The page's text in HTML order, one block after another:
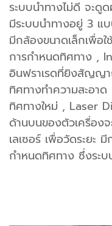
ระบบนำทางไม่ดี จะ
มีระบบนำทางอยู่ 3
มีกล้องขนาดเล็กเพื่อใ
การกำหนดทิศทาง ,
อินฟราเรดที่ยิงสัญ
ทิศทางทำความสะอา
ทิศทางใหม่ , Laser
ด้านบนของตัวเครื่อง
เลเซอร์ เพื่อวัดระยะ
กำหนดทิศทาง ซึ่งระ